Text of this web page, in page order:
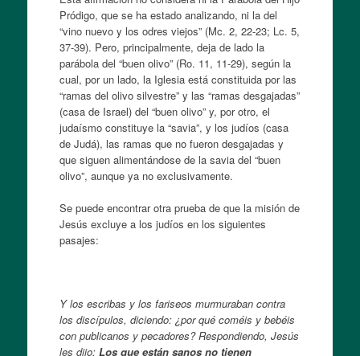
Pródigo, que se ha estado analizando, ni la del
“vino nuevo y los odres viejos” (Mc. 2, 22-23; Lc. 5,
37-39). Pero, principalmente, deja de lado la
parábola del “buen olivo” (Ro. 11, 11-29), según la
cual, por un lado, la Iglesia está constituida por las
“ramas del olivo silvestre” y las “ramas desgajadas”
(casa de Israel) del “buen olivo” y, por otro, el
judaísmo constituye la “savia”, y los judíos (casa
de Judá), las ramas que no fueron desgajadas y
que siguen alimentándose de la savia del “buen
olivo”, aunque ya no exclusivamente.
Se puede encontrar otra prueba de que la misión de
Jesús excluye a los judíos en los siguientes
pasajes:
Y los escribas y los fariseos murmuraban contra
los discípulos, diciendo: ¿por qué coméis y bebéis
con publicanos y pecadores? Respondiendo, Jesús
les dijo: Los que están sanos no tienen